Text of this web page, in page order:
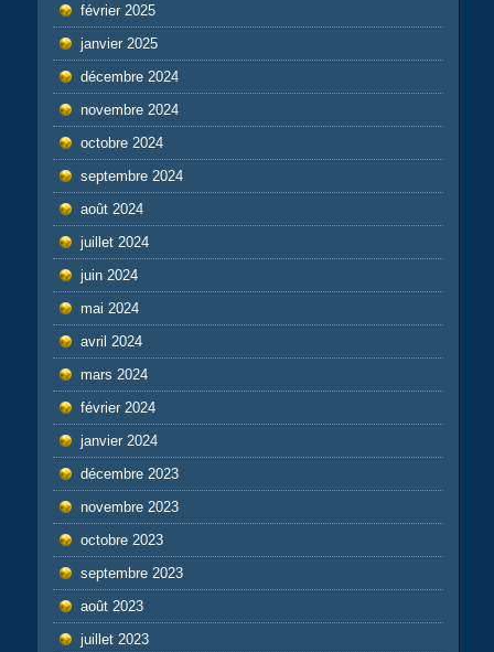
février 2025
janvier 2025
décembre 2024
novembre 2024
octobre 2024
septembre 2024
août 2024
juillet 2024
juin 2024
mai 2024
avril 2024
mars 2024
février 2024
janvier 2024
décembre 2023
novembre 2023
octobre 2023
septembre 2023
août 2023
juillet 2023